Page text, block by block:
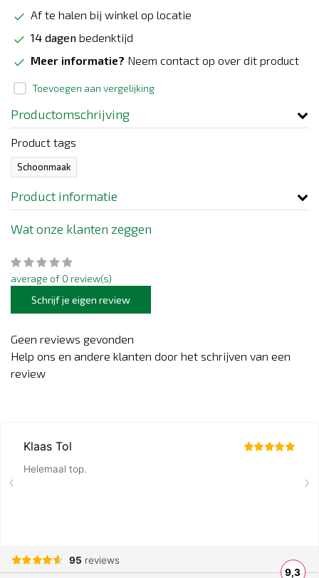
Af te halen bij winkel op locatie
14 dagen bedenktijd
Meer informatie? Neem contact op over dit product
Toevoegen aan vergelijking
Productomschrijving
Product tags
Schoonmaak
Product informatie
Wat onze klanten zeggen
average of 0 review(s)
Schrijf je eigen review
Geen reviews gevonden
Help ons en andere klanten door het schrijven van een
review